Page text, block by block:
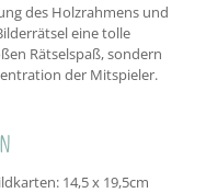
des Holzrahmens und
eine tolle
Rätselspaß, sondern
der Mitspieler.
14,5 x 19,5cm